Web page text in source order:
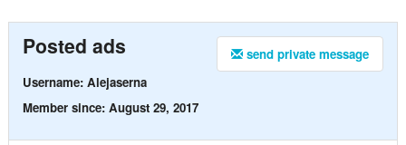
send private message
Posted ads
Username: Alejaserna
Member since: August 29, 2017